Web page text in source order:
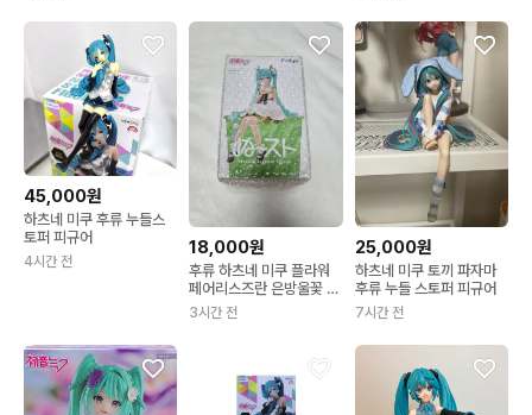
45,000원
하츠네 미쿠 후류 누들스
토퍼 피규어
4시간 전
18,000원
후류 하츠네 미쿠 플라워
페어리스즈란 은방울꽃 누
들스토퍼 피규어
3시간 전
25,000원
하츠네 미쿠 토끼 파자마
후류 누들 스토퍼 피규어
7시간 전